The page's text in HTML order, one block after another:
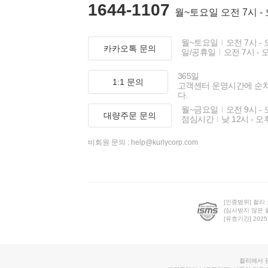
1644-1107 월~토요일 오전 7시 -
카카오톡 문의
월~토요일
오전 7시 -
일/공휴일
오전 7시 -
1:1 문의
365일
고객센터 운영시간에 순
다.
대량주문 문의
월~금요일
오전 9시 -
점심시간
낮 12시 - 오
비회원 문의 : help@kurlycorp.com
[인증범위] 컬리
(심사받지 않은
[유효기간]
컬리에서